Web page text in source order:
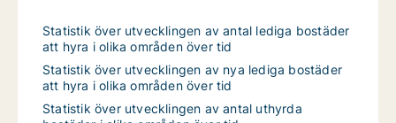
Statistik över utvecklingen av antal lediga bostäder
att hyra i olika områden över tid
Statistik över utvecklingen av nya lediga bostäder
att hyra i olika områden över tid
Statistik över utvecklingen av antal uthyrda